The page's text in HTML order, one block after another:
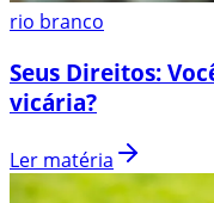
rio branco
Seus Direitos:
vicária?
Ler matéria